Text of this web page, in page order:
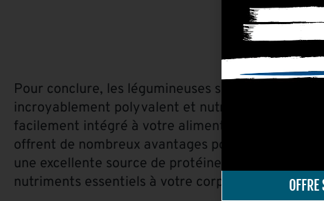
Pour conclure, les légumineuses sont un aliment
incroyablement polyvalent et nutritif qui peut être
facilement intégré à votre alimentation
offrent de nombreux avantages pour la santé et
une excellente source de protéines, de fibres et
nutriments essentiels à votre corps.
OFFRE